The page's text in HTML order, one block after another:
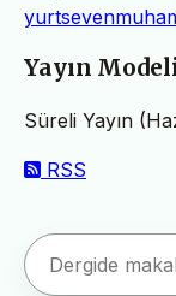
Yayın
Süreli Yayın
RSS